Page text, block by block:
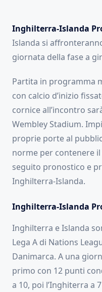
Inghilterra-Islanda
Islanda si
giornata della fase a
Partita in programma
con calcio d’inizio
cornice all’incontro
Wembley Stadium.
proprie porte al
norme per contenere
seguito pronostico e
Inghilterra-Islanda.
Inghilterra-Islanda
Inghilterra e Islanda
Lega A di Nations
Danimarca. A una
primo con 12 punti
a 10, poi l’Inghiterra a